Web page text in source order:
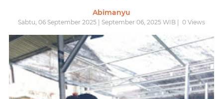
Abimanyu
Sabtu, 06 September 2025 | September 06, 2025 WIB | 0 Views